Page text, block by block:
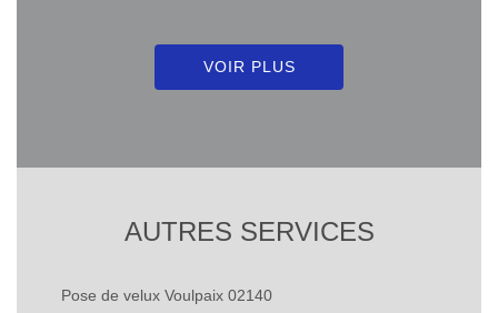
VOIR PLUS
AUTRES SERVICES
Pose de velux Voulpaix 02140